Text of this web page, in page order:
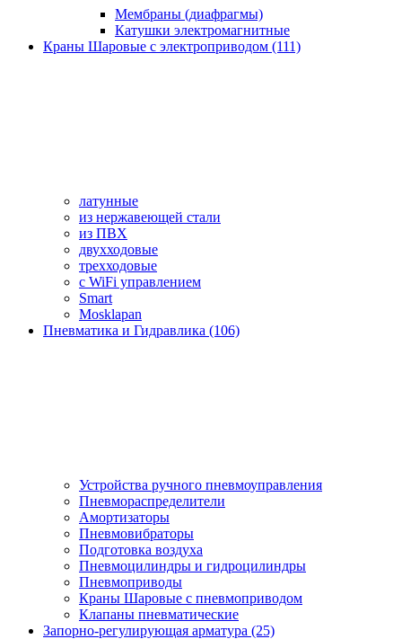
Мембраны (диафрагмы)
Катушки электромагнитные
Краны Шаровые с электроприводом (111)
латунные
из нержавеющей стали
из ПВХ
двухходовые
трехходовые
с WiFi управлением
Smart
Mosklapan
Пневматика и Гидравлика (106)
Устройства ручного пневмоуправления
Пневмораспределители
Амортизаторы
Пневмовибраторы
Подготовка воздуха
Пневмоцилиндры и гидроцилиндры
Пневмоприводы
Краны Шаровые с пневмоприводом
Клапаны пневматические
Запорно-регулирующая арматура (25)